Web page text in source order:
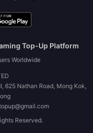
Top-Up Platform
Worldwide
625 Nathan Road, Mong Kok,
Reserved.